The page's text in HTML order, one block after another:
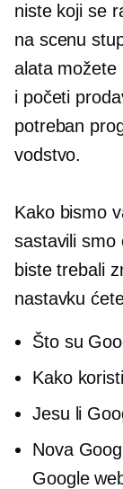
niste koji se
na scenu
alata možete
i početi
potreban
vodstvo.
Kako bismo
sastavili smo
biste trebali
nastavku
Što su
Kako
Jesu li
Nova
Google